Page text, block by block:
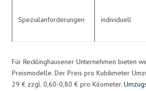
Spezialanforderungen individuell
Für Recklinghausener Unternehmen bieten
Preismodelle. Der Preis pro Kubikmeter
29 € zzgl. 0,60-0,80 € pro Kilometer.